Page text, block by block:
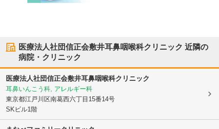
医療法人社団信正会敷井耳鼻咽喉科クリニック 近隣の
病院・クリニック
医療法人社団信正会敷井耳鼻咽喉科クリニック
耳鼻いんこう科, アレルギー科
東京都江戸川区南葛西六丁目15番14号
SKビル1階